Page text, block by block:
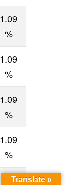
1.09
%
1.09
%
1.09
%
1.09
%
1.09Translate »